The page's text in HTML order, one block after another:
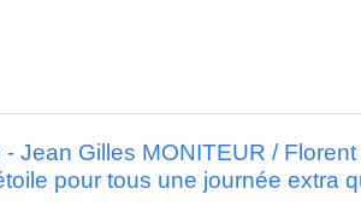
Jean Gilles MONITEUR /
pour tous une journée extra